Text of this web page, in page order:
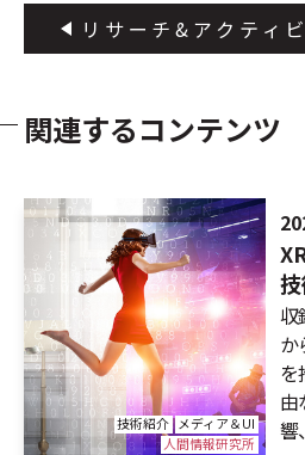
リサーチ&アクティ
関連するコンテンツ
収
か
を
由
技術紹介 メディア＆UI
人間情報研究所